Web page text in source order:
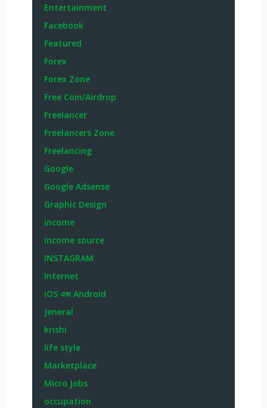
Entertainment
Facebook
Featured
Forex
Forex Zone
Free Coin/Airdrop
Freelancer
Freelancers Zone
Freelancing
Google
Google Adsense
Graphic Design
income
income source
INSTAGRAM
Internet
iOS এবং Android
Jeneral
krishi
life style
Marketplace
Micro Jobs
occupation